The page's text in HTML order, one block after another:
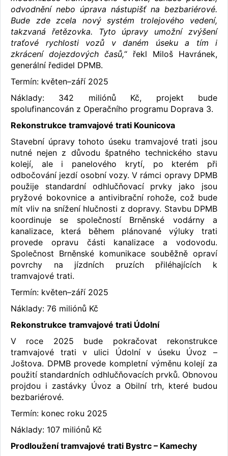
odvodnění nebo úprava nástupišť na bezbariérové.
Bude zde zcela nový systém trolejového vedení,
takzvaná řetězovka. Tyto úpravy umožní zvýšení
traťové rychlosti vozů v daném úseku a tím i
zkrácení dojezdových časů,“ řekl Miloš Havránek,
generální ředidel DPMB.
Termín: květen–září 2025
Náklady: 342 miliónů Kč, projekt bude
spolufinancován z Operačního programu Doprava 3.
Rekonstrukce tramvajové trati Kounicova
Stavební úpravy tohoto úseku tramvajové trati jsou
nutné nejen z důvodu špatného technického stavu
kolejí, ale i panelového krytí, po kterém při
odbočování jezdí osobní vozy. V rámci opravy DPMB
použije standardní odhlučňovací prvky jako jsou
pryžové bokovnice a antivibrační rohože, což bude
mít vliv na snížení hlučnosti z dopravy. Stavbu DPMB
koordinuje se společností Brněnské vodárny a
kanalizace, která během plánované výluky trati
provede opravu části kanalizace a vodovodu.
Společnost Brněnské komunikace souběžně opraví
povrchy na jízdních pruzích přiléhajících k
tramvajové trati.
Termín: květen–září 2025
Náklady: 76 miliónů Kč
Rekonstrukce tramvajové trati Údolní
V roce 2025 bude pokračovat rekonstrukce
tramvajové trati v ulici Údolní v úseku Úvoz –
Joštova. DPMB provede kompletní výměnu kolejí za
použití standardních odhlučňovacích prvků. Obnovou
projdou i zastávky Úvoz a Obilní trh, které budou
bezbariérové.
Termín: konec roku 2025
Náklady: 107 miliónů Kč
Prodloužení tramvajové trati Bystrc – Kamechy